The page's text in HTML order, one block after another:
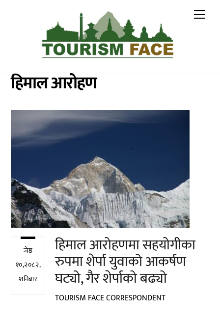
हिमाल आरोहण
जेष्ठ
१०,२०८२,
शनिबार
हिमाल आरोहणमा सहयोगीका
रुपमा शेर्पा युवाको आकर्षण
घट्यो, गैर शेर्पाको बढ्यो
TOURISM FACE CORRESPONDENT